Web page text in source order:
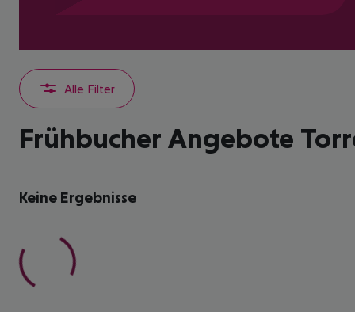
Alle Filter
Frühbucher Angebote
Keine Ergebnisse